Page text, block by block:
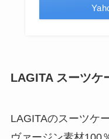
LAGITA スーツケ
LAGITAのスーツケ